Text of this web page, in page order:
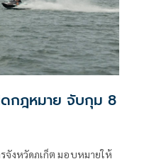
กฎหมาย จับกุม 8
จังหวัดภูเก็ต มอบหมายให้